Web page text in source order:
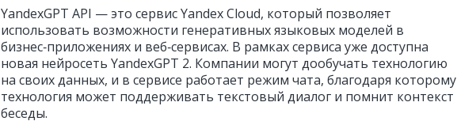
YandexGPT API — это сервис Yandex Cloud, который позволяет
использовать возможности генеративных языковых моделей в
бизнес‑приложениях и веб‑сервисах. В рамках сервиса уже доступна
новая нейросеть YandexGPT 2. Компании могут дообучать технологию
на своих данных, и в сервисе работает режим чата, благодаря которому
технология может поддерживать текстовый диалог и помнит контекст
беседы.